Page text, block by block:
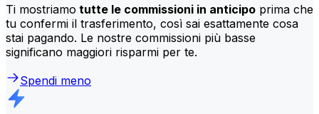
Ti mostriamo tutte le commissioni in anticipo prima che
tu confermi il trasferimento, così sai esattamente cosa
stai pagando. Le nostre commissioni più basse
significano maggiori risparmi per te.
Spendi meno